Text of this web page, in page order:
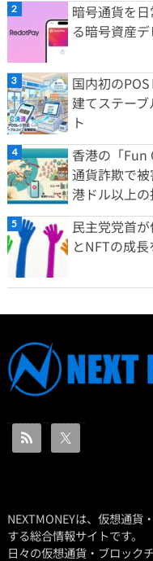
暗号通貨を
る暗号資産
国内初の
建てステー
ト
香港の「Fun
通貨詐欺で
港ドル以上
民主党党首
とNFTの成
NEXTMONEYは、仮想通貨
する総合情報サイトです。
日々の仮想通貨・ブロック